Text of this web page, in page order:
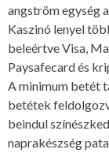
angström egység
Kaszinó lenyel
beleértve Visa,
Paysafecard és
A minimum betét
betétek
beindul
naprakészség